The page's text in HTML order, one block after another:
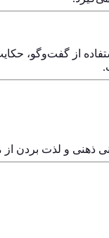
از گفت‌وگو،
ذهنی و لذت بردن